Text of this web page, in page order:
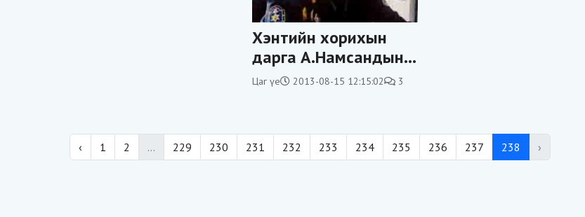
Хэнтийн хорихын
дарга А.Намсандын
харгис үйлдлийг хэн
Цаг үе 2013-08-15 12:15:02 3
‹ 1 2 ... 229 230 231 232 233 234 235 236 237 238 ›